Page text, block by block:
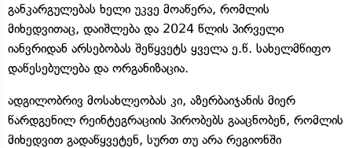
განკარგულებას ხელი უკვე მოაწერა, რომლის
მიხედვითაც, დაიშლება და 2024 წლის პირველი
იანვრიდან არსებობას შეწყვეტს ყველა ე.წ. სახელმწიფო
დაწესებულება და ორგანიზაცია.
ადგილობრივ მოსახლეობას კი, აზერბაიჯანის მიერ
წარდგენილ რეინტეგრაციის პირობებს გააცნობენ, რომლის
მიხედვით გადაწყვეტენ, სურთ თუ არა რეგიონში